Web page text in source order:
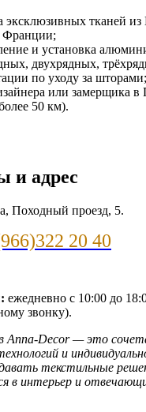
эксклюзивных тканей
Франции;
и установка
двухрядных,
по уходу за шторами;
или замерщика в
50 км).
и адрес
Походный проезд, 5.
20 40
ежедневно с 10:00 до
звонку).
Decor — это
и
текстильные
в интерьер и